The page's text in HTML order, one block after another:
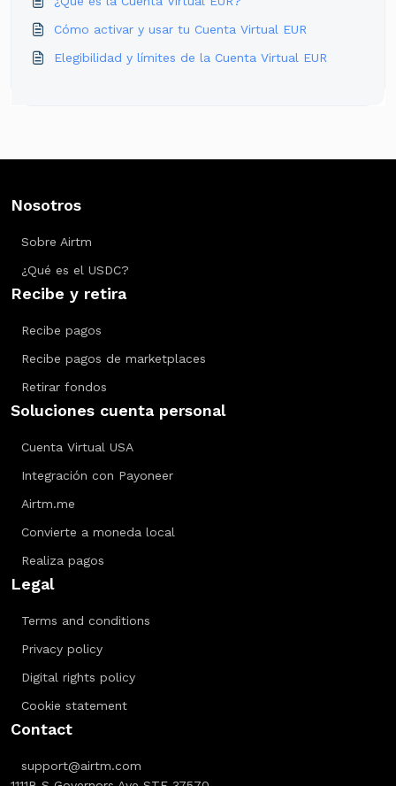
Cómo activar y usar tu Cuenta Virtual EUR
Elegibilidad y límites de la Cuenta Virtual EUR
Nosotros
Sobre Airtm
¿Qué es el USDC?
Recibe y retira
Recibe pagos
Recibe pagos de marketplaces
Retirar fondos
Soluciones cuenta personal
Cuenta Virtual USA
Integración con Payoneer
Airtm.me
Convierte a moneda local
Realiza pagos
Legal
Terms and conditions
Privacy policy
Digital rights policy
Cookie statement
Contact
support@airtm.com